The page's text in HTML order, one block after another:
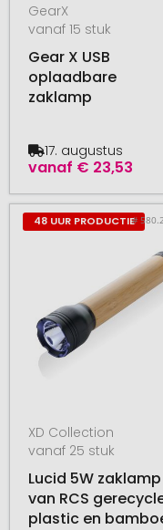
GearX
vanaf 15 stuk
Gear X USB
oplaadbare
zaklamp
vanaf € 23,53
17. augustus
48 UUR PRODUCTIE#
XD Collection
vanaf 25 stuk
Lucid 5W zaklamp
van RCS
plastic en